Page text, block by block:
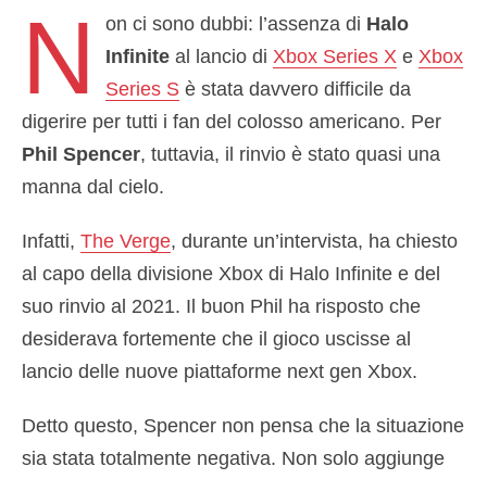
N on ci sono dubbi: l’assenza di Halo
Infinite al lancio diXbox Series X eXbox
Series S è stata davvero difficile da
digerire per tutti i fan del colosso americano. Per
Phil Spencer, tuttavia, il rinvio è stato quasi una
manna dal cielo.
Infatti, The Verge, durante un’intervista, ha chiesto
al capo della divisione Xbox di Halo Infinite e del
suo rinvio al 2021. Il buon Phil ha risposto che
desiderava fortemente che il gioco uscisse al
lancio delle nuove piattaforme next gen Xbox.
Detto questo, Spencer non pensa che la situazione
sia stata totalmente negativa. Non solo aggiunge